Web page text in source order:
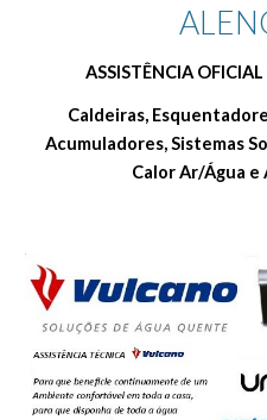
ASSISTÊNCIA
Caldeiras,
Acumuladores, Sistemas
Calor Ar/Água